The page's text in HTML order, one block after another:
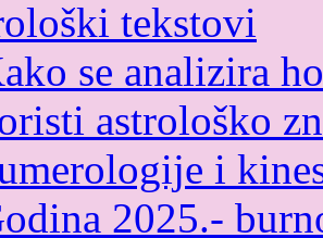
tekstovi
se analizira
astrološko
i
2025.-